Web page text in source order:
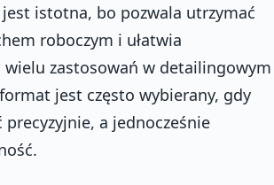
istotna, bo pozwala utrzymać
roboczym i ułatwia
wielu zastosowań w detailingowym
jest często wybierany, gdy
precyzyjnie, a jednocześnie